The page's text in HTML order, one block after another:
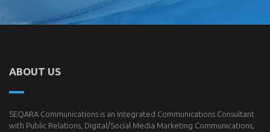
ABOUT US
SEQARA Communications is an Integrated Communications Consultant
with Public Relations, Digital/Social Media Marketing Communications,